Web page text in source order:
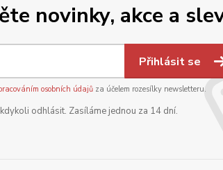
novinky, akce a
Přihlásit se
osobních údajůza účelem rozesílky newsletteru.
odhlásit. Zasíláme jednou za 14 dní.